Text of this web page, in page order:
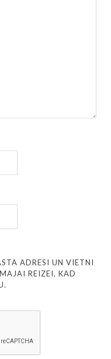
ADRESI UN VIETNI
REIZEI, KAD